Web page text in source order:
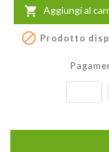
 Aggiungi al
 Prodotto